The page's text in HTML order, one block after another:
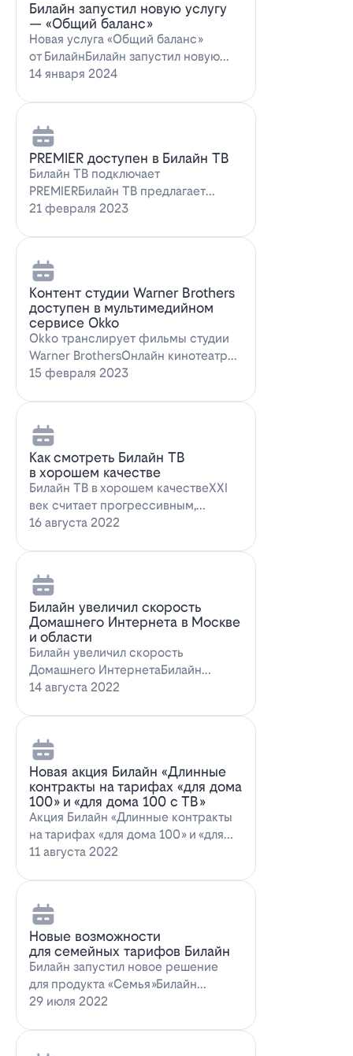
Билайн запустил новую услугу
— «Общий баланс»
Новая услуга «Общий баланс»
от БилайнБилайн запустил новую
услугу – "Общий баланс"…
14 января 2024
PREMIER доступен в Билайн ТВ
Билайн ТВ подключает
PREMIERБилайн ТВ предлагает
подписку на PREMIER. Всем
21 февраля 2023
Контент студии Warner Brothers
доступен в мультимедийном
сервисе Okko
Okko транслирует фильмы студии
Warner BrothersОнлайн кинотеатр
Okko пополнил коллекцию лучшими
15 февраля 2023
Как смотреть Билайн ТВ
в хорошем качестве
Билайн ТВ в хорошем качествеXXI
век считает прогрессивным,
большинство технологий доступны
16 августа 2022
Билайн увеличил скорость
Домашнего Интернета в Москве
и области
Билайн увеличил скорость
Домашнего ИнтернетаБилайн
увеличил скорость Домашнего
14 августа 2022
Новая акция Билайн «Длинные
контракты на тарифах «для дома
100» и «для дома 100 с ТВ»
Акция Билайн «Длинные контракты
на тарифах «для дома 100» и «для
дома 100 с…
11 августа 2022
Новые возможности
для семейных тарифов Билайн
Билайн запустил новое решение
для продукта «Семья»Билайн
объявил о запуске новых возможн…
29 июля 2022